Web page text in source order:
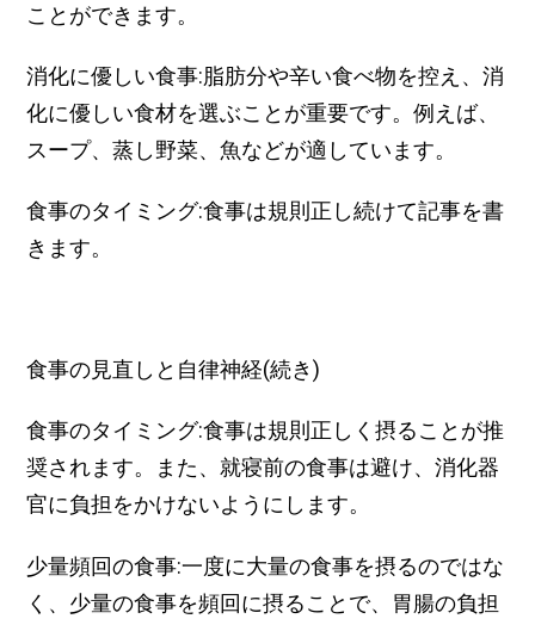
ことができます。
消化に優しい食事:脂肪分や辛い食べ物を控え、消
化に優しい食材を選ぶことが重要です。例えば、
スープ、蒸し野菜、魚などが適しています。
食事のタイミング:食事は規則正し続けて記事を書
きます。
食事の見直しと自律神経(続き)
食事のタイミング:食事は規則正しく摂ることが推
奨されます。また、就寝前の食事は避け、消化器
官に負担をかけないようにします。
少量頻回の食事:一度に大量の食事を摂るのではな
く、少量の食事を頻回に摂ることで、胃腸の負担